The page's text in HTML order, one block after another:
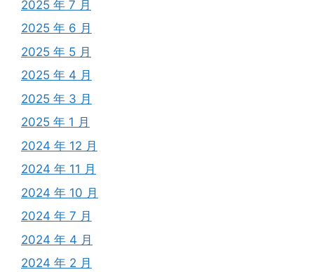
2025 年 7 月
2025 年 6 月
2025 年 5 月
2025 年 4 月
2025 年 3 月
2025 年 1 月
2024 年 12 月
2024 年 11 月
2024 年 10 月
2024 年 7 月
2024 年 4 月
2024 年 2 月